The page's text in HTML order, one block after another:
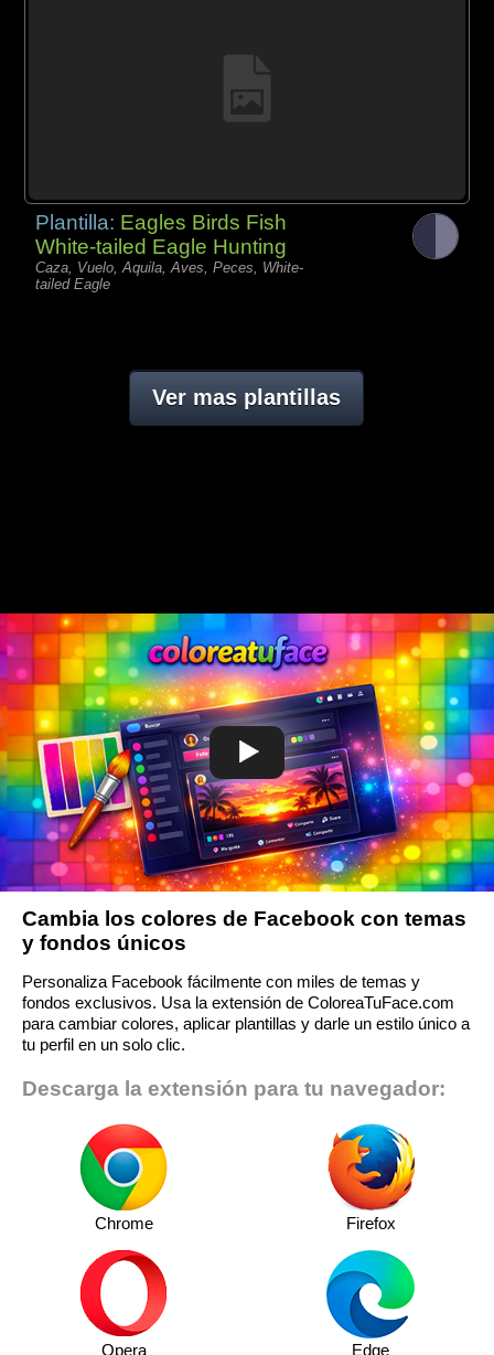
Plantilla: Eagles Birds Fish
White-tailed Eagle Hunting
Caza, Vuelo, Aquila, Aves, Peces, White-
tailed Eagle
Ver mas plantillas
Cambia los colores de Facebook con temas
y fondos únicos
Personaliza Facebook fácilmente con miles de temas y
fondos exclusivos. Usa la extensión de ColoreaTuFace.com
para cambiar colores, aplicar plantillas y darle un estilo único a
tu perfil en un solo clic.
Descarga la extensión para tu navegador:
Chrome Firefox
Opera Edge